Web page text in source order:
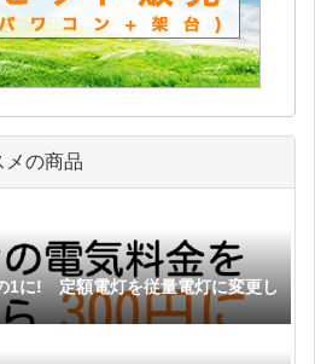
メの商品
1に! 定額電灯を従量電灯に変更し